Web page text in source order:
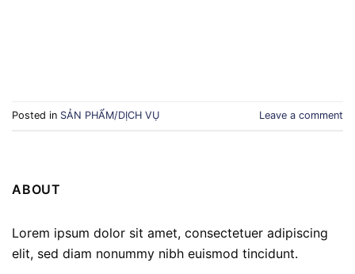
Posted in SẢN PHẨM/DỊCH VỤ Leave a comment
ABOUT
Lorem ipsum dolor sit amet, consectetuer adipiscing
elit, sed diam nonummy nibh euismod tincidunt.